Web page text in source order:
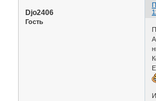
Djo2406
Гость